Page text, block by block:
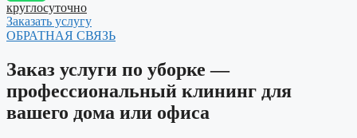
круглосуточно
Заказать услугу
ОБРАТНАЯ СВЯЗЬ
Заказ услуги по уборке —
профессиональный клининг для
вашего дома или офиса